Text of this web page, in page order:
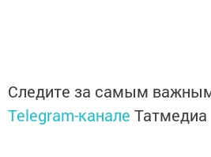
Следите за самым
Telegram-канале Татмедиа